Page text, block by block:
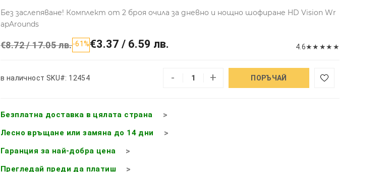
Без заслепяване! Комплект от 2 броя очила за дневно и нощно шофиране HD Vision Wr
apArounds
€8.72 / 17.05 лв.-61%€3.37 / 6.59 лв. 4.6★★ ★★ ★
в наличност SKU#: 12454 - + ПОРЪЧАЙ
Безплатна доставка в цялата страна
Лесно връщане или замяна до 14 дни
Гаранция за най-добра цена
Прегледай преди да платиш